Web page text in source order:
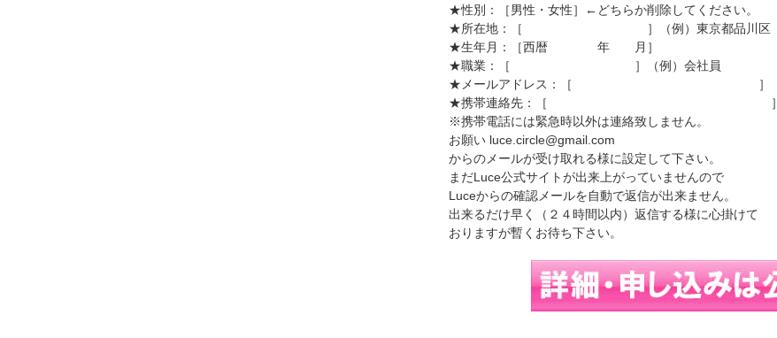
★性別：［男性・女性］←どちらか削除してください。
★所在地：［ ］（例）東京都品川区
★生年月：［西暦 年 月］
★職業：［ ］（例）会社員
★メールアドレス：［ ］
★携帯連絡先：［ ］
※携帯電話には緊急時以外は連絡致しません。
お願い luce.circle@gmail.com
からのメールが受け取れる様に設定して下さい。
まだLuce公式サイトが出来上がっていませんので
Luceからの確認メールを自動で返信が出来ません。
出来るだけ早く（２４時間以内）返信する様に心掛けて
おりますが暫くお待ち下さい。